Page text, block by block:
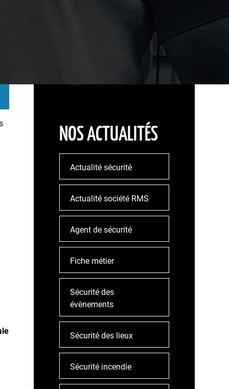
NOS ACTUALITÉS
Actualité sécurité
Actualité société RMS
Agent de sécurité
Fiche métier
Sécurité des
évènements
Sécurité des lieux
Sécurité incendie